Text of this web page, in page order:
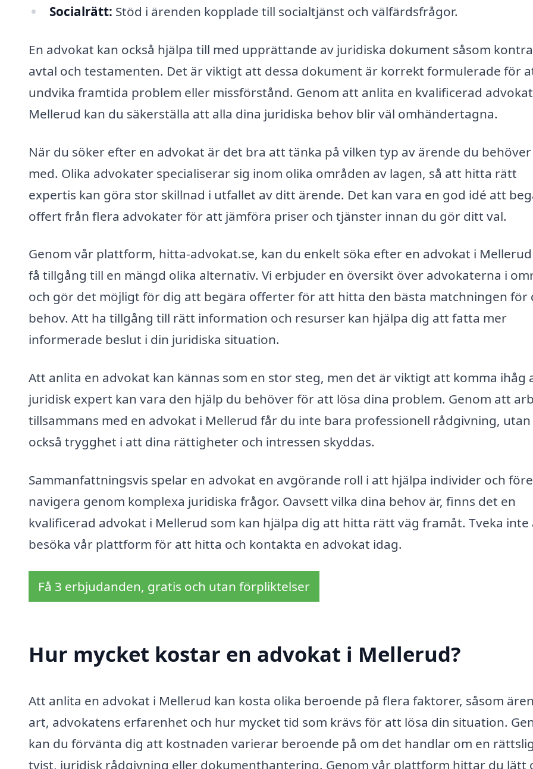
Socialrätt: Stöd i ärenden kopplade till socialtjänst och välfärdsfrågor.
En advokat kan också hjälpa till med upprättande av juridiska dokument såsom
avtal och testamenten. Det är viktigt att dessa dokument är korrekt formulerade för
undvika framtida problem eller missförstånd. Genom att anlita en kvalificerad
Mellerud kan du säkerställa att alla dina juridiska behov blir väl omhändertagna.
När du söker efter en advokat är det bra att tänka på vilken typ av ärende du
med. Olika advokater specialiserar sig inom olika områden av lagen, så att hitta rätt
expertis kan göra stor skillnad i utfallet av ditt ärende. Det kan vara en god idé att
offert från flera advokater för att jämföra priser och tjänster innan du gör ditt val.
Genom vår plattform, hitta-advokat.se, kan du enkelt söka efter en advokat i
få tillgång till en mängd olika alternativ. Vi erbjuder en översikt över advokaterna i
och gör det möjligt för dig att begära offerter för att hitta den bästa matchningen för
behov. Att ha tillgång till rätt information och resurser kan hjälpa dig att fatta mer
informerade beslut i din juridiska situation.
Att anlita en advokat kan kännas som en stor steg, men det är viktigt att komma ihåg
juridisk expert kan vara den hjälp du behöver för att lösa dina problem. Genom att
tillsammans med en advokat i Mellerud får du inte bara professionell rådgivning, utan
också trygghet i att dina rättigheter och intressen skyddas.
Sammanfattningsvis spelar en advokat en avgörande roll i att hjälpa individer och
navigera genom komplexa juridiska frågor. Oavsett vilka dina behov är, finns det en
kvalificerad advokat i Mellerud som kan hjälpa dig att hitta rätt väg framåt. Tveka inte
besöka vår plattform för att hitta och kontakta en advokat idag.
Få 3 erbjudanden, gratis och utan förpliktelser
Hur mycket kostar en advokat i Mellerud?
Att anlita en advokat i Mellerud kan kosta olika beroende på flera faktorer, såsom
art, advokatens erfarenhet och hur mycket tid som krävs för att lösa din situation.
kan du förvänta dig att kostnaden varierar beroende på om det handlar om en rättslig
tvist, juridisk rådgivning eller dokumenthantering. Genom vår plattform hittar du lätt